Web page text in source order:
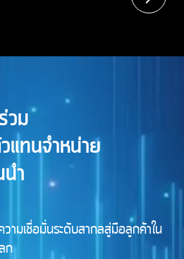
วม
แทนจำหน่าย
ำ
ามเชื่อมั่นระดับสากลสู่มือลูกค้าใน
ก